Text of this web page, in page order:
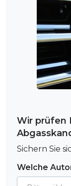
Wir prüfen
Sichern Sie
Welche